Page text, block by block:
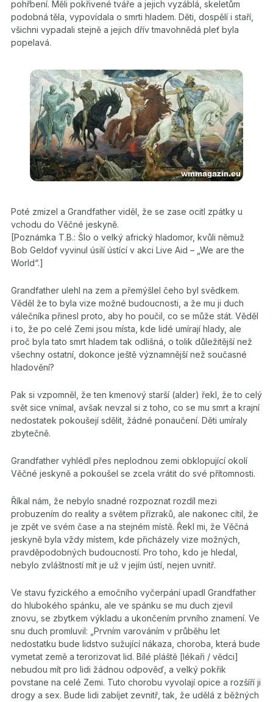
pohřbení. Měli pokřivené tváře a jejich vyzáblá, skeletům
podobná těla, vypovídala o smrti hladem. Děti, dospělí i staří,
všichni vypadali stejně a jejich dřív tmavohnědá pleť byla
popelavá.
Poté zmizel a Grandfather viděl, že se zase ocitl zpátky u
vchodu do Věčné jeskyně.
[Poznámka T.B.: Šlo o velký africký hladomor, kvůli němuž
Bob Geldof vyvinul úsilí ústící v akci Live Aid – „We are the
World“.]
Grandfather ulehl na zem a přemýšlel čeho byl svědkem.
Věděl že to byla vize možné budoucnosti, a že mu ji duch
válečníka přinesl proto, aby ho poučil, co se může stát. Věděl
i to, že po celé Zemi jsou místa, kde lidé umírají hlady, ale
proč byla tato smrt hladem tak odlišná, o tolik důležitější než
všechny ostatní, dokonce ještě významnější než současné
hladovění?
Pak si vzpomněl, že ten kmenový starší (alder) řekl, že to celý
svět sice vnímal, avšak nevzal si z toho, co se mu smrt a krajní
nedostatek pokoušejí sdělit, žádné ponaučení. Děti umíraly
zbytečně.
Grandfather vyhlédl přes neplodnou zemi obklopující okolí
Věčné jeskyně a pokoušel se zcela vrátit do své přítomnosti.
Říkal nám, že nebylo snadné rozpoznat rozdíl mezi
probuzením do reality a světem přízraků, ale nakonec cítil, že
je zpět ve svém čase a na stejném místě. Řekl mi, že Věčná
jeskyně byla vždy místem, kde přicházely vize možných,
pravděpodobných budoucností. Pro toho, kdo je hledal,
nebylo zvláštností mít je už v jejím ústí, nejen uvnitř.
Ve stavu fyzického a emočního vyčerpání upadl Grandfather
do hlubokého spánku, ale ve spánku se mu duch zjevil
znovu, se zbytkem výkladu a ukončením prvního znamení. Ve
snu duch promluvil: „Prvním varováním v průběhu let
nedostatku bude lidstvo sužující nákaza, choroba, která bude
vymetat země a terorizovat lid. Bílé pláště [lékaři / vědci]
nebudou mít pro lidi žádnou odpověď, a velký pokřik
povstane na celé Zemi. Tuto chorobu vyvolají opice a rozšíří ji
drogy a sex. Bude lidi zabíjet zevnitř, tak, že udělá z běžných